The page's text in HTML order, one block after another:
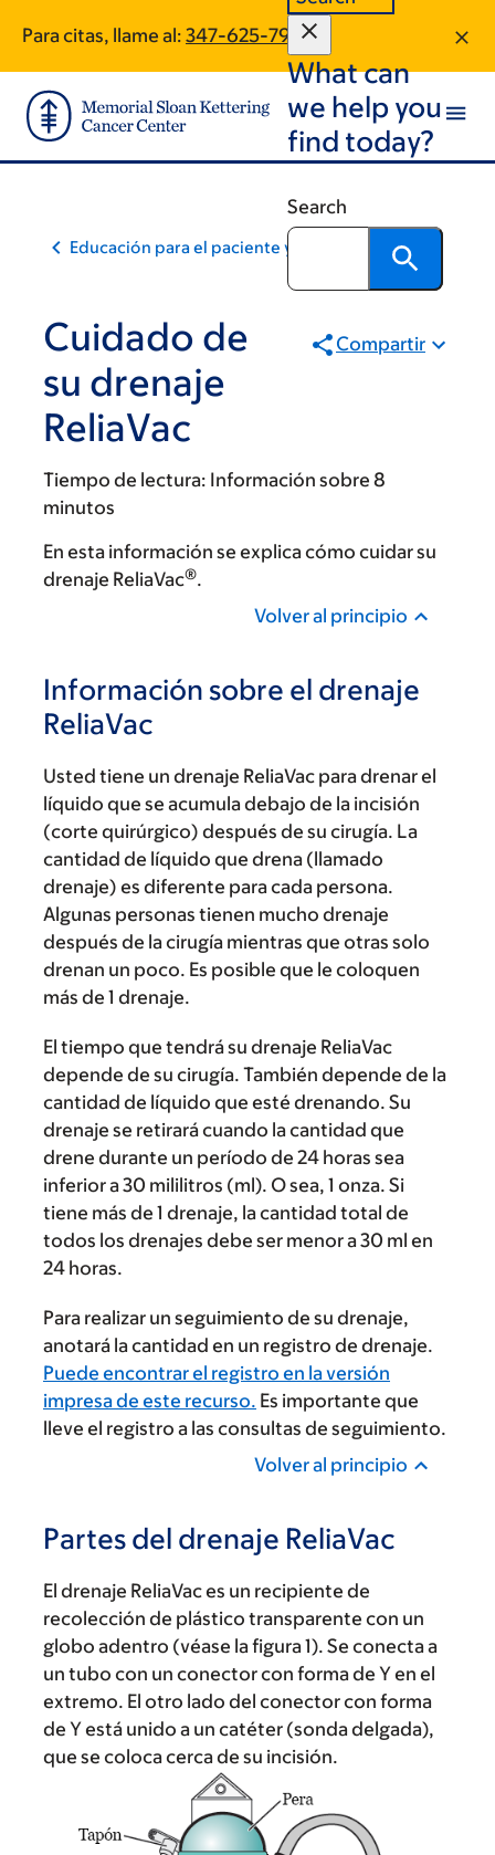
main
content
footer
Para citas, llame al: 347-625-7990
What can
we help you
find today?
Search
Educación para el paciente y la comunidad
Cuidado de
su drenaje
ReliaVac
Compartir
Tiempo de lectura: Información sobre 8
minutos
En esta información se explica cómo cuidar su
drenaje ReliaVac®.
Volver al principio
Información sobre el drenaje
ReliaVac
Usted tiene un drenaje ReliaVac para drenar el
líquido que se acumula debajo de la incisión
(corte quirúrgico) después de su cirugía. La
cantidad de líquido que drena (llamado
drenaje) es diferente para cada persona.
Algunas personas tienen mucho drenaje
después de la cirugía mientras que otras solo
drenan un poco. Es posible que le coloquen
más de 1 drenaje.
El tiempo que tendrá su drenaje ReliaVac
depende de su cirugía. También depende de la
cantidad de líquido que esté drenando. Su
drenaje se retirará cuando la cantidad que
drene durante un período de 24 horas sea
inferior a 30 mililitros (ml). O sea, 1 onza. Si
tiene más de 1 drenaje, la cantidad total de
todos los drenajes debe ser menor a 30 ml en
24 horas.
Para realizar un seguimiento de su drenaje,
anotará la cantidad en un registro de drenaje.
Puede encontrar el registro en la versión
impresa de este recurso. Es importante que
lleve el registro a las consultas de seguimiento.
Volver al principio
Partes del drenaje ReliaVac
El drenaje ReliaVac es un recipiente de
recolección de plástico transparente con un
globo adentro (véase la figura 1). Se conecta a
un tubo con un conector con forma de Y en el
extremo. El otro lado del conector con forma
de Y está unido a un catéter (sonda delgada),
que se coloca cerca de su incisión.